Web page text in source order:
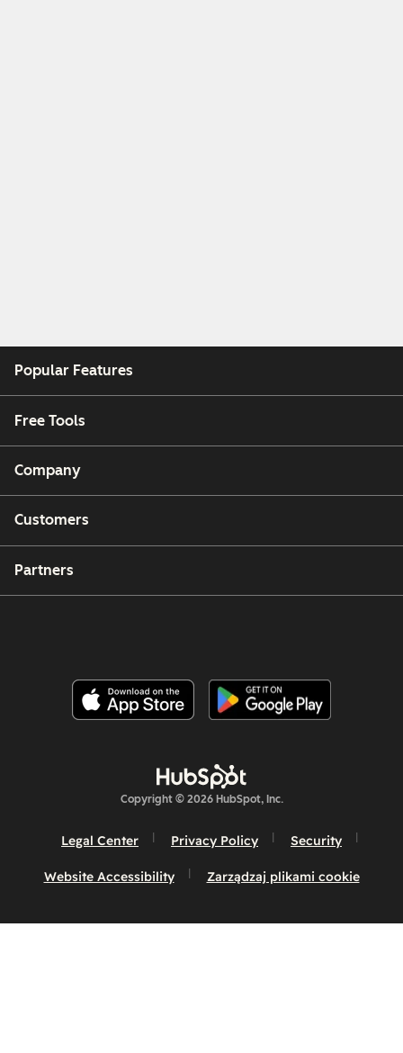
Popular Features
Free Tools
Company
Customers
Partners
Copyright © 2026 HubSpot, Inc.
Legal Center Privacy Policy Security
Website Accessibility Zarządzaj plikami cookie